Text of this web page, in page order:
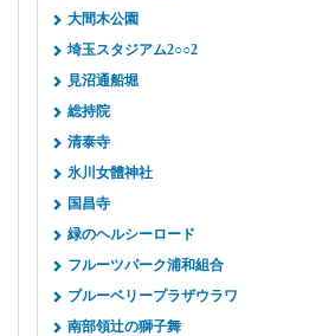
大間木公園
埼玉スタジアム2○○2
見沼通船堀
総持院
清泰寺
氷川女體神社
国昌寺
緑のヘルシーロード
フルーツパーク浦和組合
ブルーベリープラザウラワ
南部領辻の獅子舞